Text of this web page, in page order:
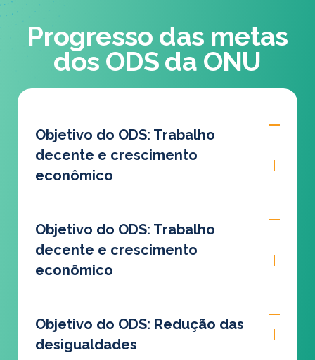
Progresso das metas
dos ODS da ONU
Objetivo do ODS: Trabalho
decente e crescimento
econômico
Objetivo do ODS: Trabalho
decente e crescimento
econômico
Objetivo do ODS: Redução das
desigualdades